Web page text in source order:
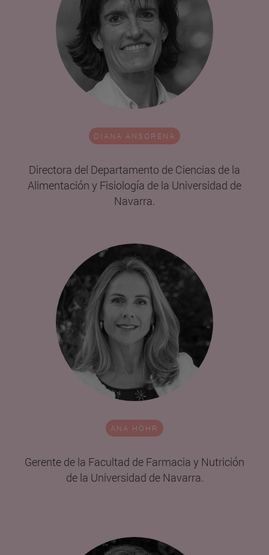
DIANA ANSORENA
Directora del Departamento de Ciencias de la
Alimentación y Fisiología de la Universidad de
Navarra.
ANA HÖHR
Gerente de la Facultad de Farmacia y Nutrición
de la Universidad de Navarra.